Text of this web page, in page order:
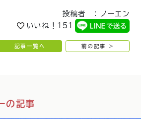
投稿者 ： ノーエン
いいね！ 151
記事一覧へ 前の記事 >
の記事